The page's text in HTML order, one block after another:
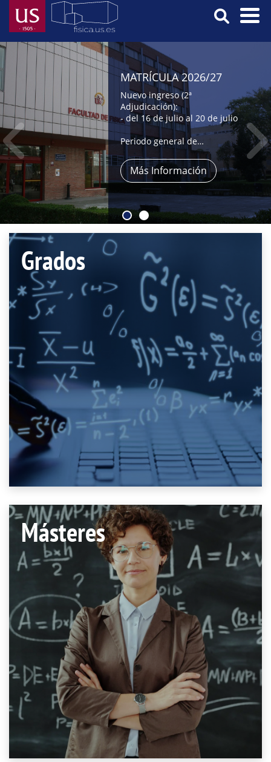
Pasar
contenido
principal
Menú
Principal
MATRÍCULA 2026/27
Nuevo ingreso (2ª
Adjudicación):
- del 16 de julio al 20 de julio
Periodo general de
automatrícula:
- del 9 al 31 de julio,
- y del 1 al 4 de septiembre
Más Información
Grados
Másteres